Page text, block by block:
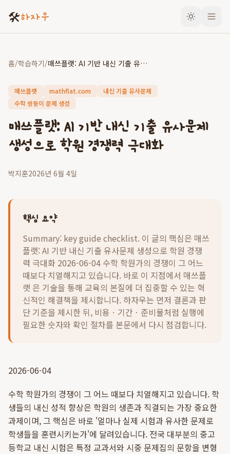
🛠️하자우
홈/학습하기/ 매쓰플랫: AI 기반 내신 기출 유사문제 생성으로 학원 경쟁력 극대화
매쓰플랫 mathflat.com
내신 기출 유사문제
수학 쌍둥이 문제 생성
매쓰플랫: AI 기반 내신 기출 유사문제
생성으로 학원 경쟁력 극대화
박지훈2026년 6월 4일
핵심 요약
Summary: key guide checklist. 이 글의 핵심은 매쓰
플랫: AI 기반 내신 기출 유사문제 생성으로 학원 경쟁
력 극대화 2026-06-04 수학 학원가의 경쟁이 그 어느
때보다 치열해지고 있습니다. 바로 이 지점에서 매쓰플
랫 은 기술을 통해 교육의 본질에 더 집중할 수 있는 혁
신적인 해결책을 제시합니다. 하자우는 먼저 결론과 판
단 기준을 제시한 뒤, 비용ㆍ기간ㆍ준비물처럼 실행에
필요한 숫자와 확인 절차를 본문에서 다시 점검합니다.
2026-06-04
수학 학원가의 경쟁이 그 어느 때보다 치열해지고 있습니다. 학
생들의 내신 성적 향상은 학원의 생존과 직결되는 가장 중요한
과제이며, 그 핵심은 바로 '얼마나 실제 시험과 유사한 문제로
학생들을 훈련시키는가'에 달려있습니다. 전국 대부분의 중고
등학교 내신 시험은 특정 교과서와 시중 문제집의 문항을 변형